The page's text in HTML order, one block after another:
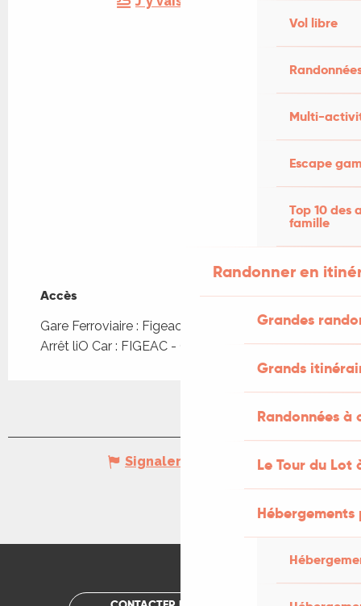
Vol libre
Multi-
Escape
Top 10 des
famille
Randonner en
Grandes
Grands
Randonnées
Le Tour du Lot
Accès
Accès
Gare Ferroviaire : Figeac à 706m
Arrêt liO Car : FIGEAC - Gare routière à 383m
Signaler une erreur